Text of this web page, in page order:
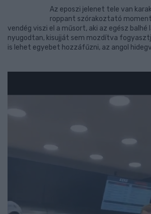
Az eposzi jelenet tele van
roppant szórakoztató
vendég viszi el a műsort, aki az egész balhé
nyugodtan, kisujját sem mozdítva
is lehet egyebet hozzáfűzni, az angol